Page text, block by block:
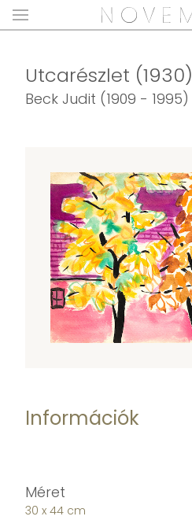
Utcarészlet (1930)
Beck Judit (1909 - 1995)
Információk
Méret
30 x 44 cm